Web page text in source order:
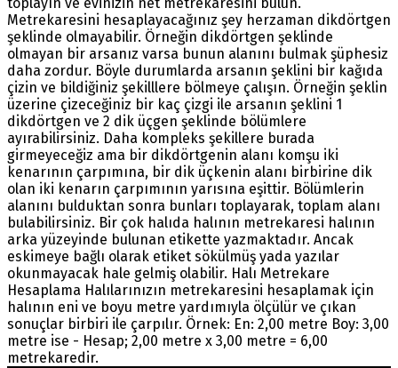
Metrekaresini hesaplayacağınız şey herzaman dikdörtgen
şeklinde olmayabilir. Örneğin dikdörtgen şeklinde
olmayan bir arsanız varsa bunun alanını bulmak şüphesiz
daha zordur. Böyle durumlarda arsanın şeklini bir kağıda
çizin ve bildiğiniz şekilllere bölmeye çalışın. Örneğin şeklin
üzerine çizeceğiniz bir kaç çizgi ile arsanın şeklini 1
dikdörtgen ve 2 dik üçgen şeklinde bölümlere
ayırabilirsiniz. Daha kompleks şekillere burada
girmeyeceğiz ama bir dikdörtgenin alanı komşu iki
kenarının çarpımına, bir dik üçkenin alanı birbirine dik
olan iki kenarın çarpımının yarısına eşittir. Bölümlerin
alanını bulduktan sonra bunları toplayarak, toplam alanı
bulabilirsiniz. Bir çok halıda halının metrekaresi halının
arka yüzeyinde bulunan etikette yazmaktadır. Ancak
eskimeye bağlı olarak etiket sökülmüş yada yazılar
okunmayacak hale gelmiş olabilir. Halı Metrekare
Hesaplama Halılarınızın metrekaresini hesaplamak için
halının eni ve boyu metre yardımıyla ölçülür ve çıkan
sonuçlar birbiri ile çarpılır. Örnek: En: 2,00 metre Boy: 3,00
metre ise - Hesap; 2,00 metre x 3,00 metre = 6,00
metrekaredir.